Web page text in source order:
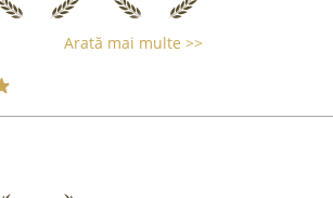
Arată mai multe >>